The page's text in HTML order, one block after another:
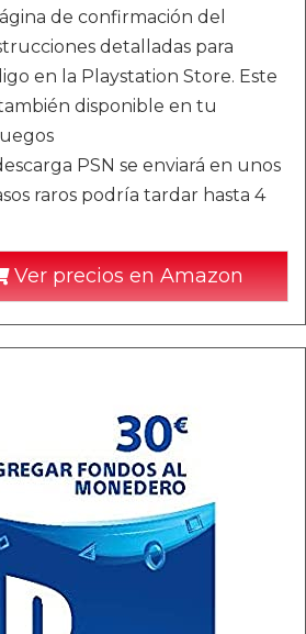
de confirmación del
detalladas para
en la Playstation Store. Este
disponible en tu
PSN se enviará en unos
raros podría tardar hasta 4
Ver precios en Amazon